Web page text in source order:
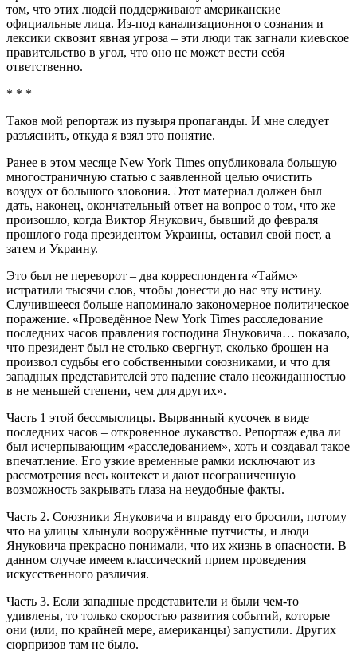
том, что этих людей поддерживают американские
официальные лица. Из-под канализационного сознания и
лексики сквозит явная угроза – эти люди так загнали киевское
правительство в угол, что оно не может вести себя
ответственно.
* * *
Таков мой репортаж из пузыря пропаганды. И мне следует
разъяснить, откуда я взял это понятие.
Ранее в этом месяце New York Times опубликовала большую
многостраничную статью с заявленной целью очистить
воздух от большого зловония. Этот материал должен был
дать, наконец, окончательный ответ на вопрос о том, что же
произошло, когда Виктор Янукович, бывший до февраля
прошлого года президентом Украины, оставил свой пост, а
затем и Украину.
Это был не переворот – два корреспондента «Таймс»
истратили тысячи слов, чтобы донести до нас эту истину.
Случившееся больше напоминало закономерное политическое
поражение. «Проведённое New York Times расследование
последних часов правления господина Януковича… показало,
что президент был не столько свергнут, сколько брошен на
произвол судьбы его собственными союзниками, и что для
западных представителей это падение стало неожиданностью
в не меньшей степени, чем для других».
Часть 1 этой бессмыслицы. Вырванный кусочек в виде
последних часов – откровенное лукавство. Репортаж едва ли
был исчерпывающим «расследованием», хоть и создавал такое
впечатление. Его узкие временные рамки исключают из
рассмотрения весь контекст и дают неограниченную
возможность закрывать глаза на неудобные факты.
Часть 2. Союзники Януковича и вправду его бросили, потому
что на улицы хлынули вооружённые путчисты, и люди
Януковича прекрасно понимали, что их жизнь в опасности. В
данном случае имеем классический прием проведения
искусственного различия.
Часть 3. Если западные представители и были чем-то
удивлены, то только скоростью развития событий, которые
они (или, по крайней мере, американцы) запустили. Других
сюрпризов там не было.